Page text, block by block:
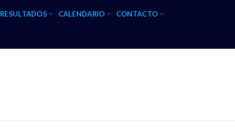
RESULTADOS CALENDARIO CONTACTO